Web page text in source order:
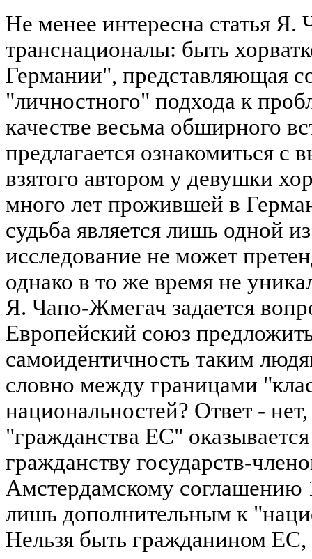
Не менее интересна статья
транснационалы: быть
Германии", представляющая
"личностного" подхода к
качестве весьма обширного
предлагается ознакомиться
взятого автором у девушки
много лет прожившей в
судьба является лишь одной
исследование не может
однако в то же время не
Я. Чапо-Жмегач задается
Европейский союз
самоидентичность таким
словно между границами
национальностей? Ответ -
"гражданства ЕС"
гражданству государств-
Амстердамскому соглашению
лишь дополнительным к
Нельзя быть гражданином ЕС,